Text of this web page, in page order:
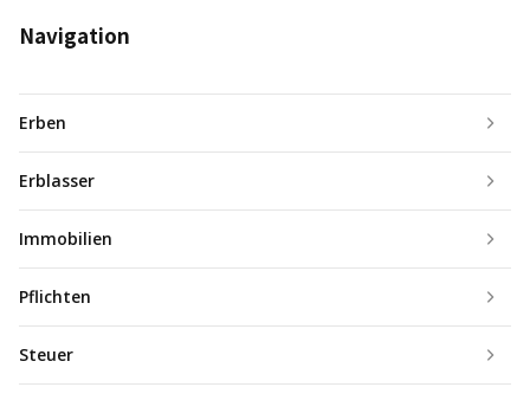
Navigation
Erben
Erblasser
Immobilien
Pflichten
Steuer